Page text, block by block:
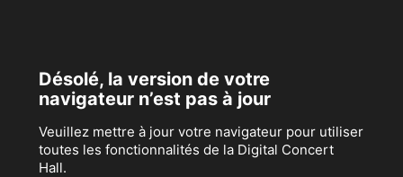
Désolé, la version de votre
navigateur n’est pas à jour
Veuillez mettre à jour votre navigateur pour utiliser
toutes les fonctionnalités de la Digital Concert
Hall.